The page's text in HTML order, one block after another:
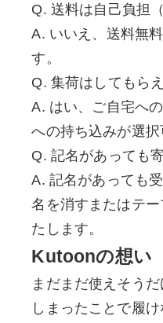
Q. 送料は自己負担
A. いいえ、送料無
す。
Q. 集荷はしてもら
A. はい、ご自宅へ
への持ち込みが選択
Q. 記名があっても
A. 記名があっても
名を消すまたはテ
たします。
Kutoonの想い
まだまだ使えそう
しまったことで履け